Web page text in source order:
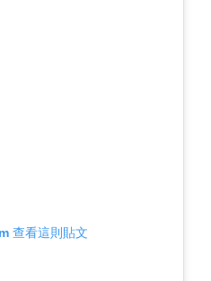
查看這則貼文